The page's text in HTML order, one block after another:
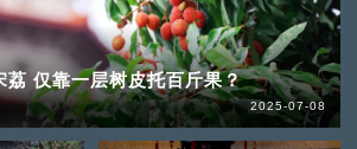
荔 仅靠一层树皮托百斤果？
2025-07-08